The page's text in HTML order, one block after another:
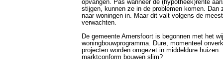
opvangen. Pas wanneer de (hypotheek)rente
stijgen, kunnen ze in de problemen komen. Dan
naar woningen in. Maar dit valt volgens de
verwachten.
De gemeente Amersfoort is begonnen met het
woningbouwprogramma. Dure, momenteel
projecten worden omgezet in middeldure huizen.
marktconform bouwen slim?